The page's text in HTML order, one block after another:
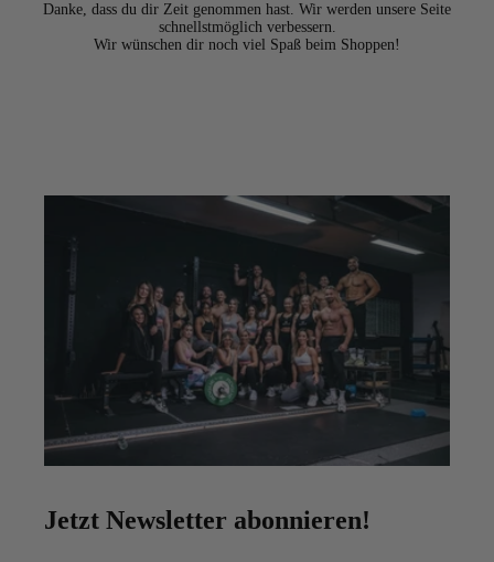
Danke, dass du dir Zeit genommen hast. Wir werden unsere Seite
schnellstmöglich verbessern.
Wir wünschen dir noch viel Spaß beim Shoppen!
Jetzt Newsletter abonnieren!